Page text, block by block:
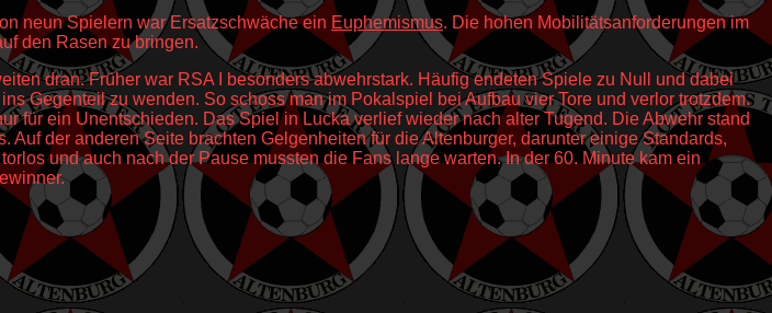
neun Spielern war Ersatzschwäche ein Euphemismus. Die hohen Mobilitätsanforderungen im
den Rasen zu bringen.
dran. Früher war RSA I besonders abwehrstark. Häufig endeten Spiele zu Null und dabei
Gegenteil zu wenden. So schoss man im Pokalspiel bei Aufbau vier Tore und verlor trotzdem.
für ein Unentschieden. Das Spiel in Lucka verlief wieder nach alter Tugend. Die Abwehr stand
Auf der anderen Seite brachten Gelgenheiten für die Altenburger, darunter einige Standards,
und auch nach der Pause mussten die Fans lange warten. In der 60. Minute kam ein